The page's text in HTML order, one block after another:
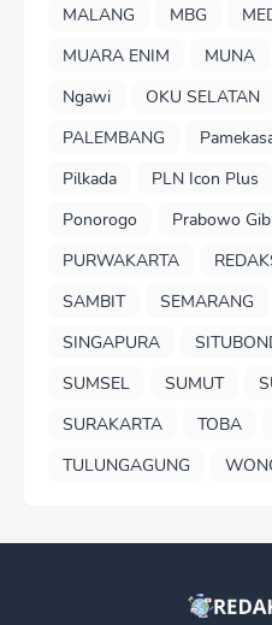
MALANG
MBG
MUARA ENIM
MUNA
Ngawi
OKU SELATAN
PALEMBANG
Pilkada
PLN Icon Plus
Ponorogo
Prabowo
PURWAKARTA
SAMBIT
SEMARANG
SINGAPURA
SUMSEL
SUMUT
SURAKARTA
TOBA
TULUNGAGUNG